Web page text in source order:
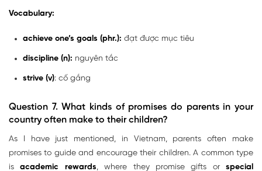
Vocabulary:
achieve one’s goals (phr.): đạt được mục tiêu
discipline (n): nguyên tắc
strive (v): cố gắng
Question 7.What kinds of promises do parents in your
country often make to their children?
As I have just mentioned, in Vietnam, parents often make
promises to guide and encourage their children. A common type
isacademic rewards, where they promise gifts or special